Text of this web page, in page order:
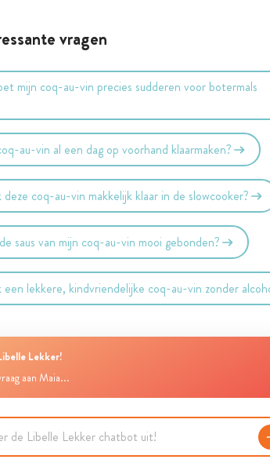
vragen
mijn coq-au-vin precies sudderen voor botermals
au-vin al een dag op voorhand klaarmaken?
deze coq-au-vin makkelijk klaar in de slowcooker?
saus van mijn coq-au-vin mooi gebonden?
een lekkere, kindvriendelijke coq-au-vin zonder
Lekker!
aan Maia...